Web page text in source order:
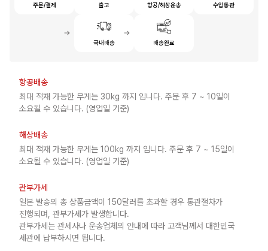
주문/결제 출고 항공/해상운송 수입통관
국내배송 배송완료
항공배송
최대 적재 가능한 무게는 30kg 까지 입니다. 주문 후 7 ~ 10일이
소요될 수 있습니다. (영업일 기준)
해상배송
최대 적재 가능한 무게는 100kg 까지 입니다. 주문 후 7 ~ 15일이
소요될 수 있습니다. (영업일 기준)
관부가세
일본 발송의 총 상품금액이 150달러를 초과할 경우 통관절차가
진행되며, 관부가세가 발생합니다.
관부가세는 관세사나 운송업체의 안내에 따라 고객님께서 대한민국
세관에 납부하시면 됩니다.